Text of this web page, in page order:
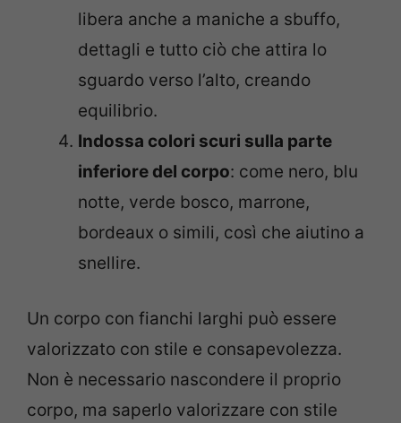
libera anche a maniche a sbuffo,
dettagli e tutto ciò che attira lo
sguardo verso l’alto, creando
equilibrio.
Indossa colori scuri sulla parte
inferiore del corpo: come nero, blu
notte, verde bosco, marrone,
bordeaux o simili, così che aiutino a
snellire.
Un corpo con fianchi larghi può essere
valorizzato con stile e consapevolezza.
Non è necessario nascondere il proprio
corpo, ma saperlo valorizzare con stile